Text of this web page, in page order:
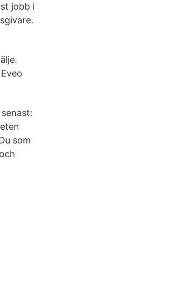
jobb i
som